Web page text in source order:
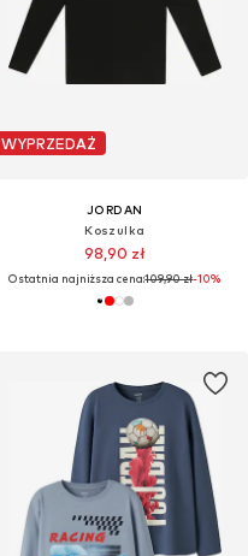
WYPRZEDAŻ
JORDAN
Koszulka
98,90 zł
Ostatnia najniższa cena:109,90 zł-10%